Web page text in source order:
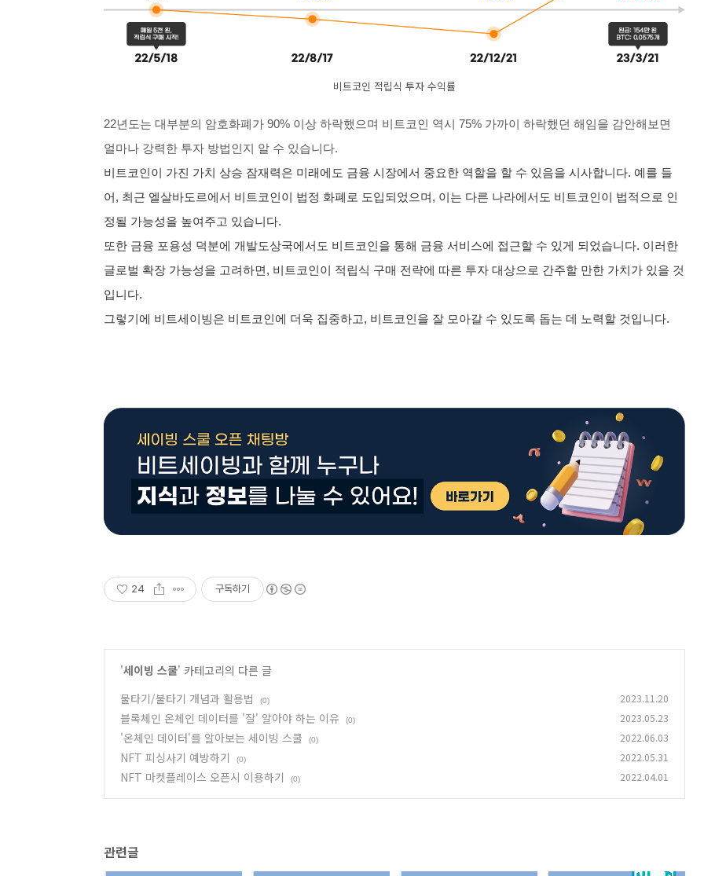
비트코인 적립식 투자 수익률
22년도는 대부분의 암호화폐가 90% 이상 하락했으며 비트코인 역시 75% 가까이 하락했던 해임을 감안해보면
얼마나 강력한 투자 방법인지 알 수 있습니다.
비트코인이 가진 가치 상승 잠재력은 미래에도 금융 시장에서 중요한 역할을 할 수 있음을 시사합니다. 예를 들
어, 최근 엘살바도르에서 비트코인이 법정 화폐로 도입되었으며, 이는 다른 나라에서도 비트코인이 법적으로 인
정될 가능성을 높여주고 있습니다.
또한 금융 포용성 덕분에 개발도상국에서도 비트코인을 통해 금융 서비스에 접근할 수 있게 되었습니다. 이러한
글로벌 확장 가능성을 고려하면, 비트코인이 적립식 구매 전략에 따른 투자 대상으로 간주할 만한 가치가 있을 것
입니다.
그렇기에 비트세이빙은 비트코인에 더욱 집중하고, 비트코인을 잘 모아갈 수 있도록 돕는 데 노력할 것입니다.
24 구독하기
'세이빙 스쿨' 카테고리의 다른 글
물타기/불타기 개념과 활용법
(0) 2023.11.20
블록체인 온체인 데이터를 '잘' 알아야 하는 이유 (0) 2023.05.23
'온체인 데이터'를 알아보는 세이빙 스쿨 (0) 2022.06.03
NFT 피싱사기 예방하기 (0) 2022.05.31
NFT 마켓플레이스 오픈시 이용하기 (0) 2022.04.01
관련글